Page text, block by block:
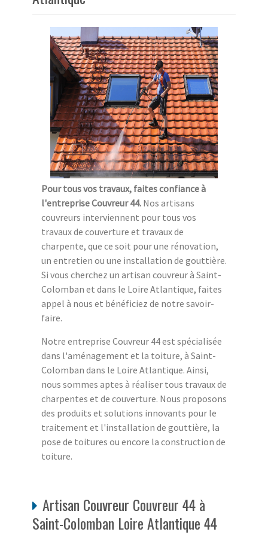
Pour tous vos travaux, faites confiance à
l'entreprise Couvreur 44. Nos artisans
couvreurs interviennent pour tous vos
travaux de couverture et travaux de
charpente, que ce soit pour une rénovation,
un entretien ou une installation de gouttière.
Si vous cherchez un artisan couvreur à Saint-
Colomban et dans le Loire Atlantique, faites
appel à nous et bénéficiez de notre savoir-
faire.
Notre entreprise Couvreur 44 est spécialisée
dans l'aménagement et la toiture, à Saint-
Colomban dans le Loire Atlantique. Ainsi,
nous sommes aptes à réaliser tous travaux de
charpentes et de couverture. Nous proposons
des produits et solutions innovants pour le
traitement et l'installation de gouttière, la
pose de toitures ou encore la construction de
toiture.
Artisan Couvreur Couvreur 44 à
Saint-Colomban Loire Atlantique 44